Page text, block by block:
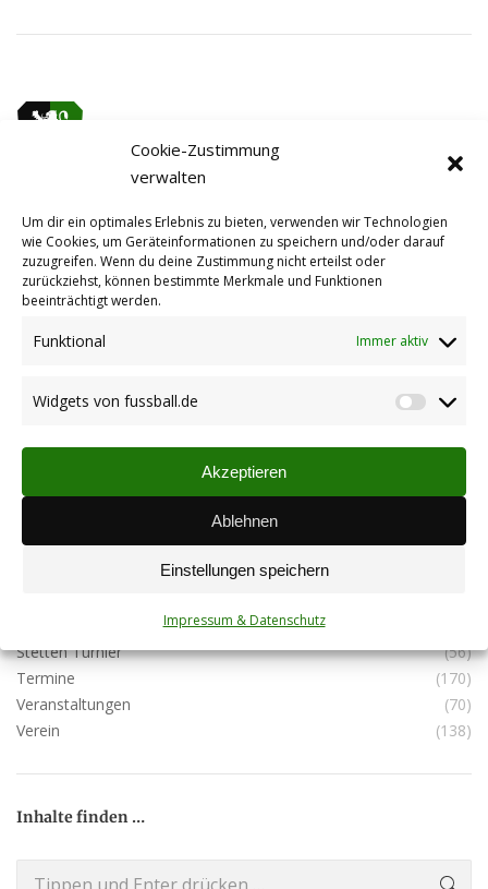
Cookie-Zustimmung
verwalten
Um dir ein optimales Erlebnis zu bieten, verwenden wir Technologien
wie Cookies, um Geräteinformationen zu speichern und/oder darauf
zuzugreifen. Wenn du deine Zustimmung nicht erteilst oder
zurückziehst, können bestimmte Merkmale und Funktionen
beeinträchtigt werden.
Funktional Immer aktiv
Widgets von fussball.de
Akzeptieren
Ablehnen
Einstellungen speichern
Impressum & Datenschutz
Themen
Aktive
Aktuelles
(21)
Damen
Jugend
Mission Pfalz 2016
(7)
Pfalz nix dezwische kummd 2022
Spielberichte
(47)
Spielberichte Alte Herren
(11)
Spielberichte Damen
Spielberichte Reserve
Stetten Turnier
(56)
Termine
(170)
Veranstaltungen
(70)
Verein
(138)
Inhalte finden …